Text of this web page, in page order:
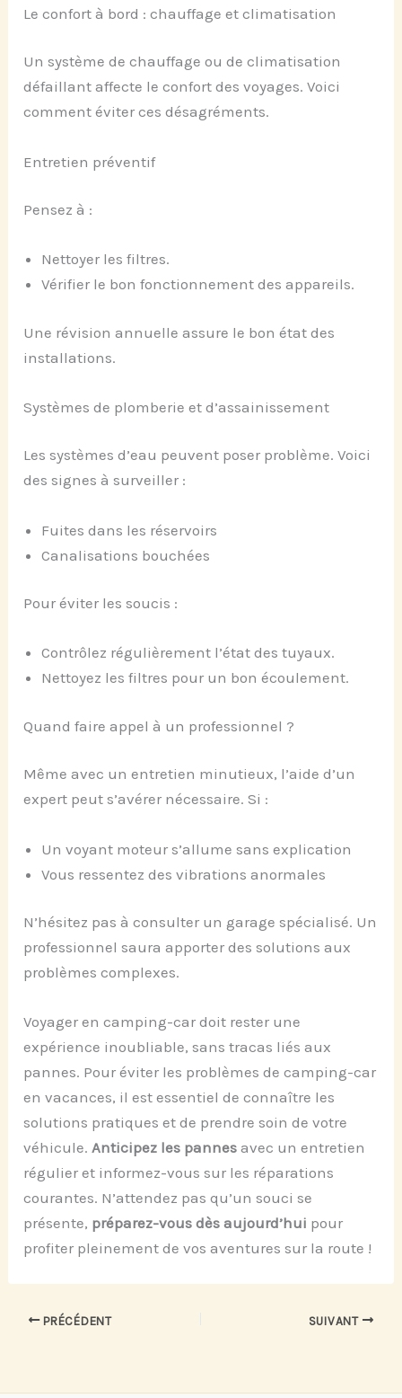
Le confort à bord : chauffage et climatisation
Un système de chauffage ou de climatisation
défaillant affecte le confort des voyages. Voici
comment éviter ces désagréments.
Entretien préventif
Pensez à :
Nettoyer les filtres.
Vérifier le bon fonctionnement des appareils.
Une révision annuelle assure le bon état des
installations.
Systèmes de plomberie et d’assainissement
Les systèmes d’eau peuvent poser problème. Voici
des signes à surveiller :
Fuites dans les réservoirs
Canalisations bouchées
Pour éviter les soucis :
Contrôlez régulièrement l’état des tuyaux.
Nettoyez les filtres pour un bon écoulement.
Quand faire appel à un professionnel ?
Même avec un entretien minutieux, l’aide d’un
expert peut s’avérer nécessaire. Si :
Un voyant moteur s’allume sans explication
Vous ressentez des vibrations anormales
N’hésitez pas à consulter un garage spécialisé. Un
professionnel saura apporter des solutions aux
problèmes complexes.
Voyager en camping-car doit rester une
expérience inoubliable, sans tracas liés aux
pannes. Pour éviter les problèmes de camping-car
en vacances, il est essentiel de connaître les
solutions pratiques et de prendre soin de votre
véhicule.Anticipez les pannes avec un entretien
régulier et informez-vous sur les réparations
courantes. N’attendez pas qu’un souci se
présente, préparez-vous dès aujourd’hui pour
profiter pleinement de vos aventures sur la route !
PRÉCÉDENT SUIVANT